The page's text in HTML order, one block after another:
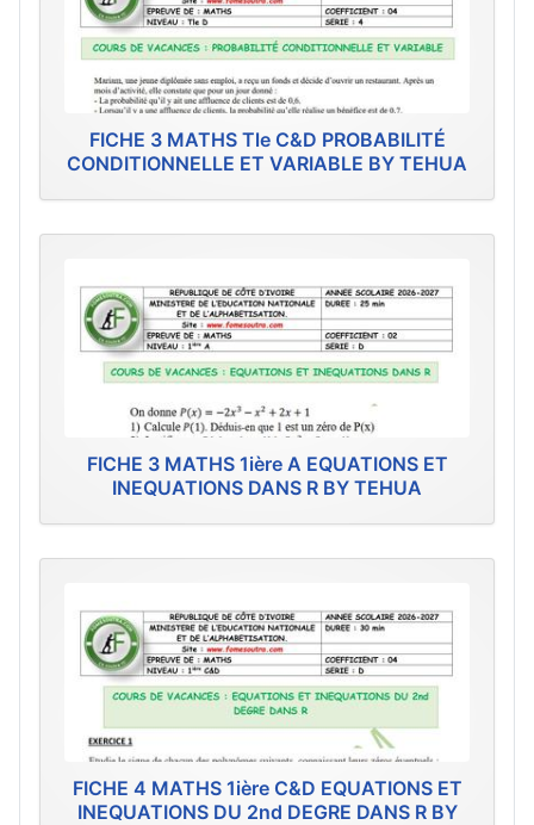
FICHE 3 MATHS Tle C&D PROBABILITÉ
CONDITIONNELLE ET VARIABLE BY TEHUA
FICHE 3 MATHS 1ière A EQUATIONS ET
INEQUATIONS DANS R BY TEHUA
FICHE 4 MATHS 1ière C&D EQUATIONS ET
INEQUATIONS DU 2nd DEGRE DANS R BY